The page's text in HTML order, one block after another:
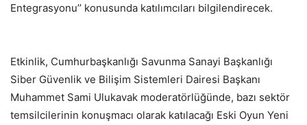
Entegrasyonu’’ konusunda katılımcıları bilgilendirecek.
Etkinlik, Cumhurbaşkanlığı Savunma Sanayi Başkanlığı
Siber Güvenlik ve Bilişim Sistemleri Dairesi Başkanı
Muhammet Sami Ulukavak moderatörlüğünde, bazı sektör
temsilcilerinin konuşmacı olarak katılacağı Eski Oyun Yeni